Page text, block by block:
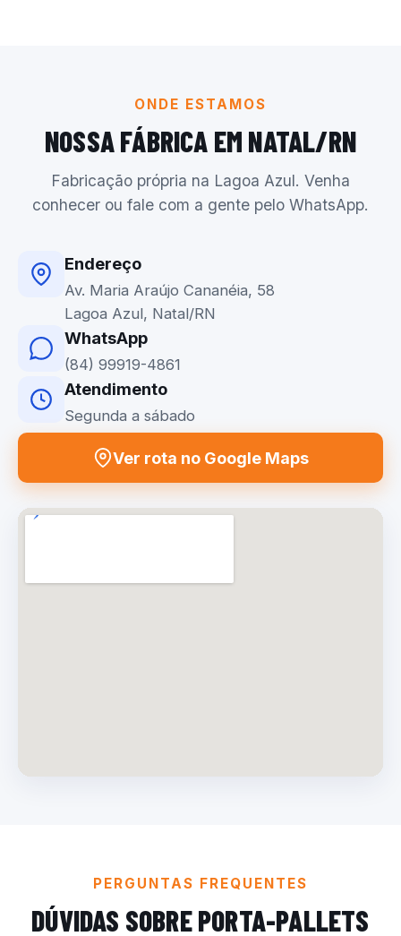
ONDE ESTAMOS
NOSSA FÁBRICA EM NATAL/RN
Fabricação própria na Lagoa Azul. Venha
conhecer ou fale com a gente pelo WhatsApp.
Endereço
Av. Maria Araújo Cananéia, 58
Lagoa Azul, Natal/RN
WhatsApp
(84) 99919-4861
Atendimento
Segunda a sábado
Ver rota no Google Maps
PERGUNTAS FREQUENTES
DÚVIDAS SOBRE PORTA-PALLETS